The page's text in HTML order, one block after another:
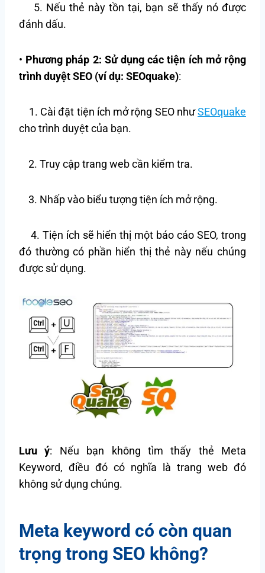
5. Nếu thẻ này tồn tại, bạn sẽ thấy nó được
đánh dấu.
• Phương pháp 2: Sử dụng các tiện ích mở rộng
trình duyệt SEO (ví dụ: SEOquake):
1. Cài đặt tiện ích mở rộng SEO nhưSEOquake
cho trình duyệt của bạn.
2. Truy cập trang web cần kiểm tra.
3. Nhấp vào biểu tượng tiện ích mở rộng.
4. Tiện ích sẽ hiển thị một báo cáo SEO, trong
đó thường có phần hiển thị thẻ này nếu chúng
được sử dụng.
Lưu ý: Nếu bạn không tìm thấy thẻ Meta
Keyword, điều đó có nghĩa là trang web đó
không sử dụng chúng.
Meta keyword có còn quan
trọng trong SEO không?